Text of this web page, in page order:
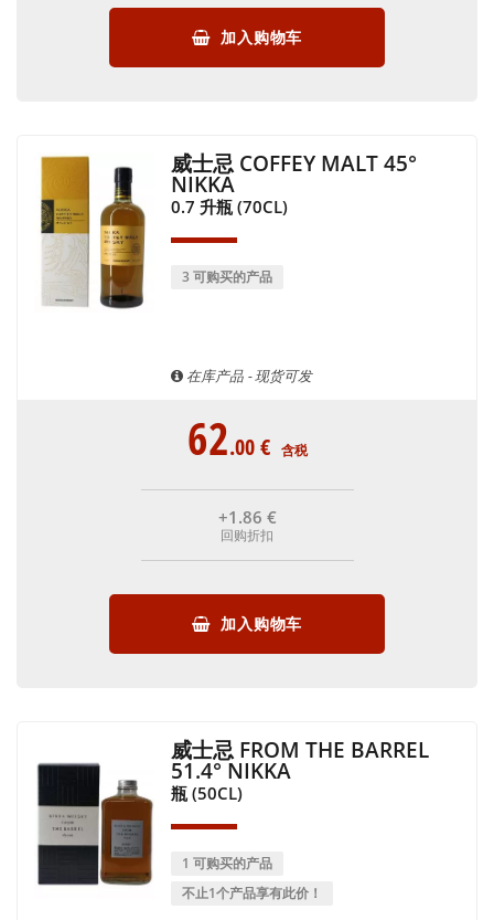
加入购物车
威士忌 COFFEY MALT 45°
NIKKA
0.7 升瓶 (70CL)
3 可购买的产品
在库产品 - 现货可发
62.00€ 含税
+1 .86 €
回购折扣
加入购物车
威士忌 FROM THE BARREL
51.4° NIKKA
瓶 (50CL)
1 可购买的产品
不止1个产品享有此价！